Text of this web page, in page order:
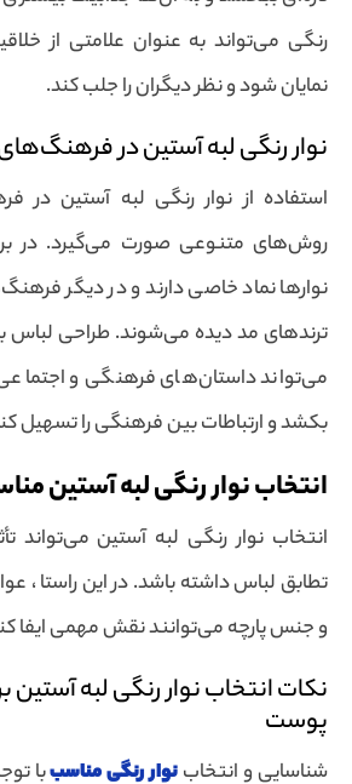
رنگی می‌تواند به عنوان علامتی از
نمایان شود و نظر دیگران را جلب کند.
نوار رنگی لبه آستین در
استفاده از نوار رنگی لبه آستین در
روش‌های متنوعی صورت می‌گیرد. در
نوارها نماد خاصی دارند و در دیگر
ترندهای مد دیده می‌شوند. طراحی لباس
می‌تواند داستان‌های فرهنگی و
بکشد و ارتباطات بین فرهنگی را تسهیل
انتخاب نوار رنگی لبه آستین
انتخاب نوار رنگی لبه آستین می‌تواند
تطابق لباس داشته باشد. در این راستا
و جنس پارچه می‌توانند نقش مهمی ایفا
نکات انتخاب نوار رنگی لبه
پوست
شناسایی و انتخابنوار رنگی مناسببا